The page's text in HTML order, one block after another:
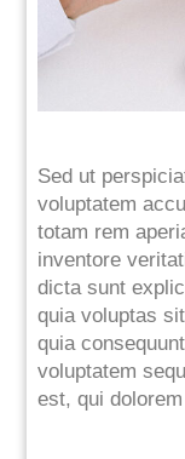
Sed ut
voluptatem
totam rem
inventore
dicta sunt
quia voluptas
quia
voluptatem
est, qui